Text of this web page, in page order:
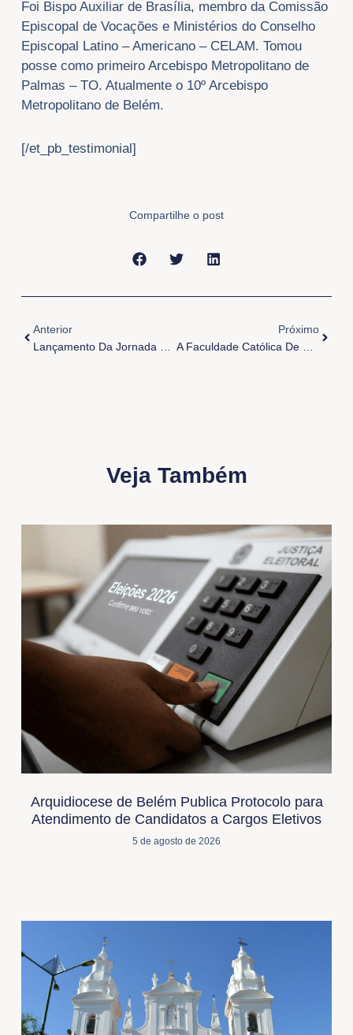
Foi Bispo Auxiliar de Brasília, membro da Comissão
Episcopal de Vocações e Ministérios do Conselho
Episcopal Latino – Americano – CELAM. Tomou
posse como primeiro Arcebispo Metropolitano de
Palmas – TO. Atualmente o 10º Arcebispo
Metropolitano de Belém.
[/et_pb_testimonial]
Compartilhe o post
Anterior
Próximo
Veja Também
Arquidiocese de Belém Publica Protocolo para
Atendimento de Candidatos a Cargos Eletivos
5 de agosto de 2026